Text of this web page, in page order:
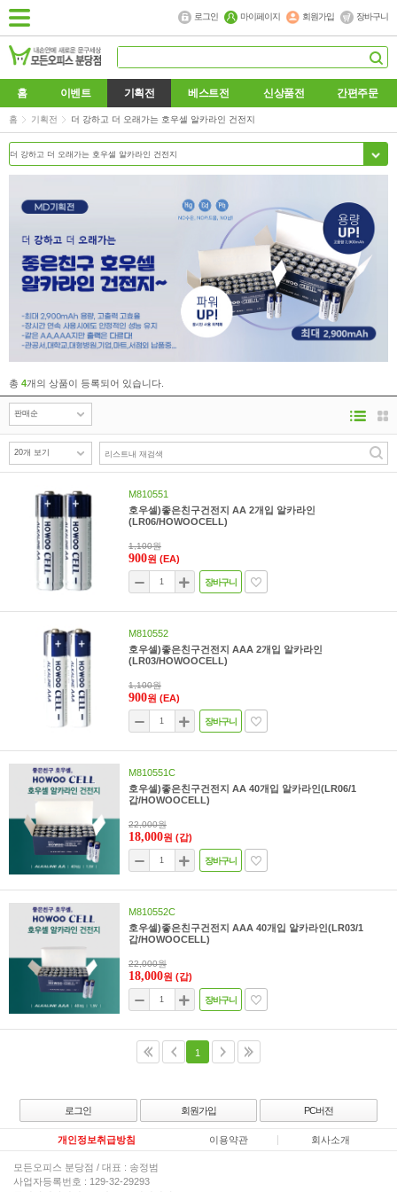
로그인 마이페이지 회원가입 장바구니
홈 이벤트 기획전 베스트전 신상품전 간편주문
홈 기획전 더 강하고 더 오래가는 호우셀 알카라인 건전지
총 4개의 상품이 등록되어 있습니다.
M810551
호우셀)좋은친구건전지 AA 2개입 알카라인
(LR06/HOWOOCELL)
1,100원
900원 (EA)
장바구니
M810552
호우셀)좋은친구건전지 AAA 2개입 알카라인
(LR03/HOWOOCELL)
1,100원
900원 (EA)
장바구니
M810551C
호우셀)좋은친구건전지 AA 40개입 알카라인(LR06/1
갑/HOWOOCELL)
22,000원
18,000원 (갑)
장바구니
M810552C
호우셀)좋은친구건전지 AAA 40개입 알카라인(LR03/1
갑/HOWOOCELL)
22,000원
18,000원 (갑)
장바구니
1
로그인 회원가입 PC버전
개인정보취급방침 이용약관 회사소개
모든오피스 분당점 / 대표 : 송정범
사업자등록번호 : 129-32-29293